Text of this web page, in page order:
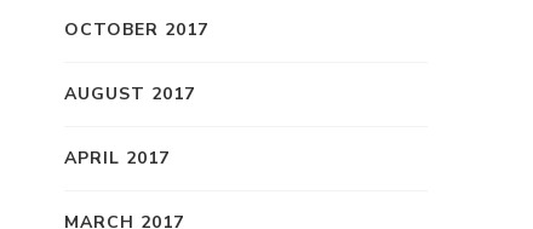
OCTOBER 2017
AUGUST 2017
APRIL 2017
MARCH 2017